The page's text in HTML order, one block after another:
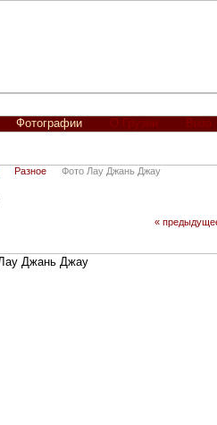
Фотографии О Грузии Виза
Разное Фото Лау Джань Джау
«